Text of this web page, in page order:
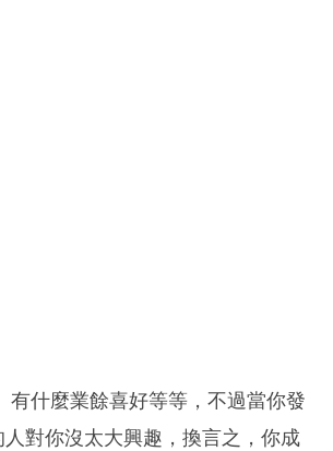
什麼業餘喜好等等，不過當你發
對你沒太大興趣，換言之，你成